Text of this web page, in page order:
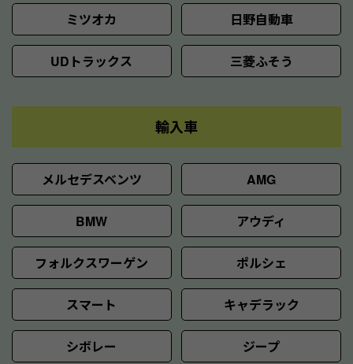
ミツオカ 日野自動車
UDトラックス 三菱ふそう
輸入車
メルセデスベンツ AMG
BMW アウディ
フォルクスワーゲン ポルシェ
スマート キャデラック
シボレー ジープ